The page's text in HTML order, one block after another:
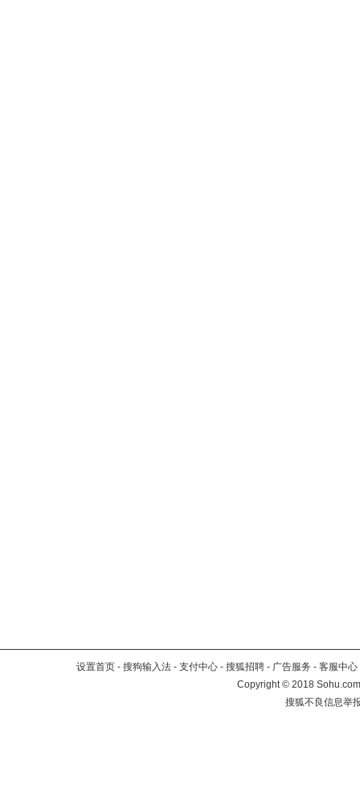
设置首页 - 搜狗输入法 - 支付中心 - 搜狐招聘 - 广告服务 - 客服中心
Copyright©2018
搜狐不良信息举